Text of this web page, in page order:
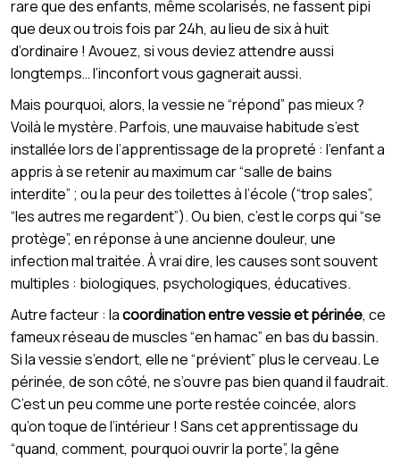
rare que des enfants, même scolarisés, ne fassent pipi
que deux ou trois fois par 24h, au lieu de six à huit
d’ordinaire ! Avouez, si vous deviez attendre aussi
longtemps… l’inconfort vous gagnerait aussi.
Mais pourquoi, alors, la vessie ne “répond” pas mieux ?
Voilà le mystère. Parfois, une mauvaise habitude s’est
installée lors de l’apprentissage de la propreté : l’enfant a
appris à se retenir au maximum car “salle de bains
interdite” ; ou la peur des toilettes à l’école (“trop sales”,
“les autres me regardent”). Ou bien, c’est le corps qui “se
protège”, en réponse à une ancienne douleur, une
infection mal traitée. À vrai dire, les causes sont souvent
multiples : biologiques, psychologiques, éducatives.
Autre facteur : lacoordination entre vessie et périnée, ce
fameux réseau de muscles “en hamac” en bas du bassin.
Si la vessie s’endort, elle ne “prévient” plus le cerveau. Le
périnée, de son côté, ne s’ouvre pas bien quand il faudrait.
C’est un peu comme une porte restée coincée, alors
qu’on toque de l’intérieur ! Sans cet apprentissage du
“quand, comment, pourquoi ouvrir la porte”, la gêne